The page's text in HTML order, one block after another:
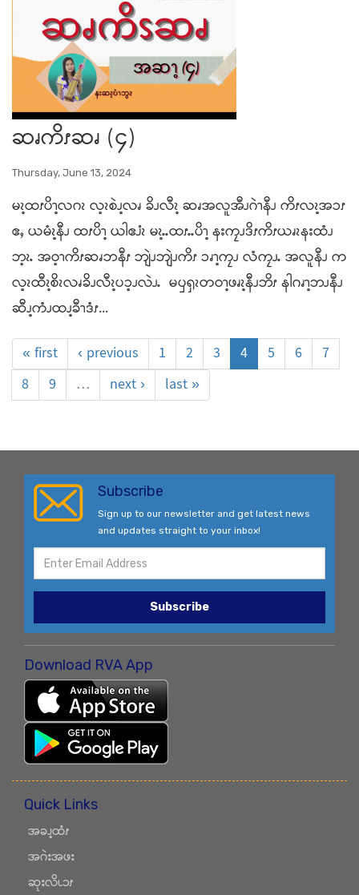
ဆၧကိၭဆၧ (၄)
Thursday, June 13, 2024
မၩ့ထၭပိၫ့လဂၩ လ့ၩစဲၪ့လၧ ခိၪလီၩ့ ဆၧအလူအီၪဂဲၫနီၪ ကိၭလၩ့အၥၭ
ဧႇ ယမံၩ့နီၪ ထၭပိၫ့ ယါဧၨၩ မၩ့ႉႉထၭႉႉပိၫ့ နးကၠၪဒိၭကိၭယၧၩနးထံၪ
ဘ့ၩႉ အဝ့ၫကိၭဆၧဘနီၭ ဘျဲၪဘျဲၪကိၭ ၥၧၫ့ကၠၪ လံကၠၪႉ အလူနီၪ က
လ့ၩထီၩ့စိၩလၧခိၪလီၩ့ပၥ့ၪလဲၪႉ မၦၡၩတဝၫ့ဖၧၩ့နီၪဘိၭ နါဂၧၫ့ဘၪနီၪ
ဆီၪ့ကံၪထၪ့ခီၫဒံၭ...
« first
‹ previous 1 2 3 4 5 6
7
8
9 … next › last »
Subscribe
Sign up to our newsletter and get latest news
and updates straight to your inbox!
Subscribe
Download RVA App
Quick Links
အခၪ့ထံၭ
အဂဲးအဖး
ဆုးလိၬၥၭ